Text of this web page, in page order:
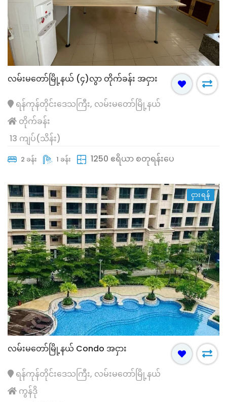
လမ်းမတော်မြို့နယ် (၄)လွာ တိုက်ခန်း အငှား
ရန်ကုန်တိုင်းဒေသကြီး, လမ်းမတော်မြို့နယ်
တိုက်ခန်း
13 ကျပ်(သိန်း)
2 ခန်း 1 ခန်း 1250 ဧရိယာ စတုရန်းပေ
ငှားရန်
လမ်းမတော်မြို့နယ် Condo အငှား
ရန်ကုန်တိုင်းဒေသကြီး, လမ်းမတော်မြို့နယ်
ကွန်ဒို